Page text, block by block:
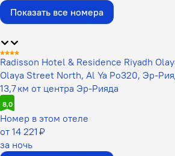
Показать все номера
Radisson Hotel & Residence Riyadh
Olaya Street North, Al Ya Po320, Эр-
13,7 км от центра Эр-Рияда
8,0
Номер в этом отеле
от 14 221 ₽
за ночь